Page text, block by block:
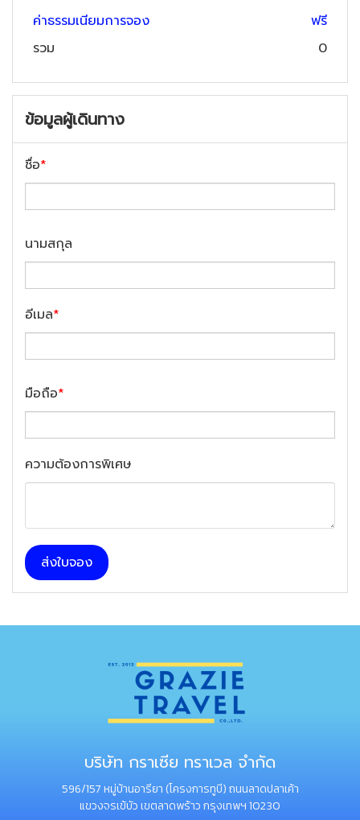
ค่าธรรมเนียมการจอง
ฟรี
รวม
0
ข้อมูลผู้เดินทาง
ชื่อ*
นามสกุล
อีเมล*
มือถือ*
ความต้องการพิเศษ
ส่งใบจอง
บริษัท กราเซีย ทราเวล จำกัด
596/157 หมู่บ้านอารียา (โครงการทูบี) ถนนลาดปลาเค้า
แขวงจรเข้บัว เขตลาดพร้าว กรุงเทพฯ 10230